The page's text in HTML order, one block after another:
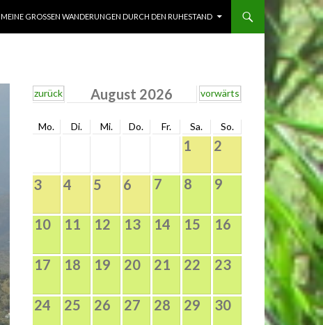
MEINE GROSSEN WANDERUNGEN DURCH DEN RUHESTAND
zurück August 2026 vorwärts
Mo. Di. Mi. Do. Fr. Sa. So.
1 2
3 4 5 6 7 8 9
10 11 12 13 14 15 16
17 18 19 20 21 22 23
24 25 26 27 28 29 30